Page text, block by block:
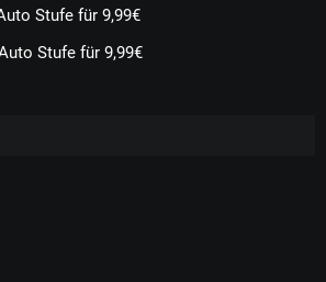
Stufe für 9,99€
Stufe für 9,99€